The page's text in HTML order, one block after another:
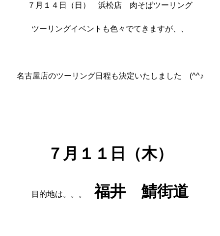
７月１４日（日） 浜松店 肉そばツーリング
ツーリングイベントも色々でてきますが、、
名古屋店のツーリング日程も決定いたしました (^^♪
７月１１日（木）
目的地は。。。福井 鯖街道